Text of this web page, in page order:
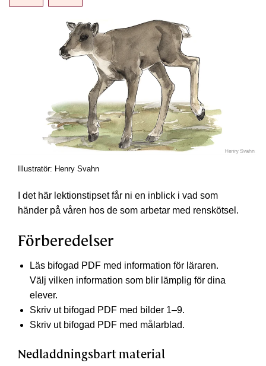
Illustratör: Henry Svahn
I det här lektionstipset får ni en inblick i vad som
händer på våren hos de som arbetar med renskötsel.
Förberedelser
Läs bifogad PDF med information för läraren.
Välj vilken information som blir lämplig för dina
elever.
Skriv ut bifogad PDF med bilder 1–9.
Skriv ut bifogad PDF med målarblad.
Nedladdningsbart material